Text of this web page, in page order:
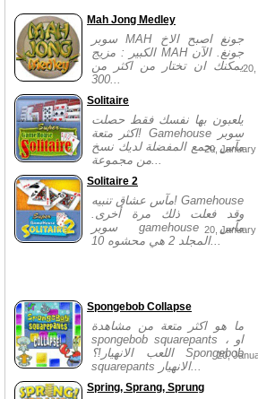
Mah Jong Medley
سوبر MAH جونغ اصبح الاخ
الكبير : مزيج MAH جونغ. الآن
يمكنك ان تختار من اكثر من
300...
Solitaire
يلعبون بها نفسك فقط حصلت
اكثر متعة! Gamehouse سوبر
مآس يجمع المفضلة لديك نسخ
من مجموعة...
20, January
Solitaire 2
مآس عشاق تنبيه! Gamehouse
وقد فعلت ذلك مرة أخرى.
سوبر gamehouse مآس
المجلد 2 هي محشوه 10...
20, January
Spongebob Collapse
ما هو اكثر متعة من مشاهدة
spongebob squarepants ، او
اللعب الانهيار!؟ Spongebob
squarepants الانهيار...
20,
Spring, Sprang, Sprung